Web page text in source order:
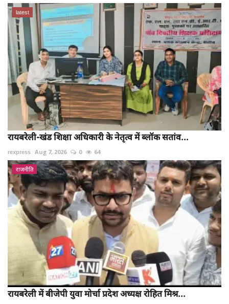
latest
रायबरेली-खंड शिक्षा अधिकारी के नेतृत्व में ब्लॉक सतांव...
rexpress Aug 7, 2026 0 64
राजनीति
रायबरेली में बीजेपी युवा मोर्चा प्रदेश अध्यक्ष रोहित मिश्र...